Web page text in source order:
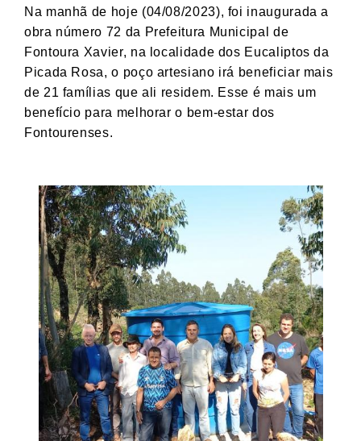
Na manhã de hoje (04/08/2023), foi inaugurada a
obra número 72 da Prefeitura Municipal de
Fontoura Xavier, na localidade dos Eucaliptos da
Picada Rosa, o poço artesiano irá beneficiar mais
de 21 famílias que ali residem. Esse é mais um
benefício para melhorar o bem-estar dos
Fontourenses.